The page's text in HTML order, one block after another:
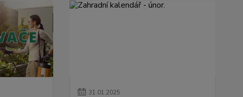
31.01.2025